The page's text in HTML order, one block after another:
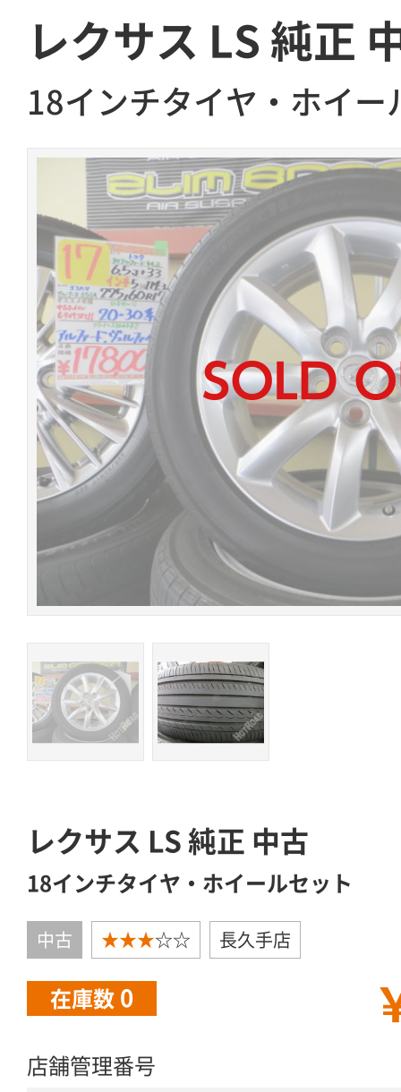
レクサス LS 純正
18インチタイヤ・ホイー
レクサス LS 純正 中古
18インチタイヤ・ホイールセット
中古 ★★★☆☆ 長久手店
在庫数 0
店舗管理番号